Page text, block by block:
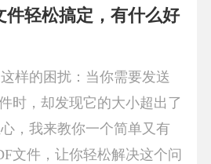
件轻松搞定，有什么好
样的困扰：当你需要发送
时，却发现它的大小超出了
，我来教你一个简单又有
文件，让你轻松解决这个问